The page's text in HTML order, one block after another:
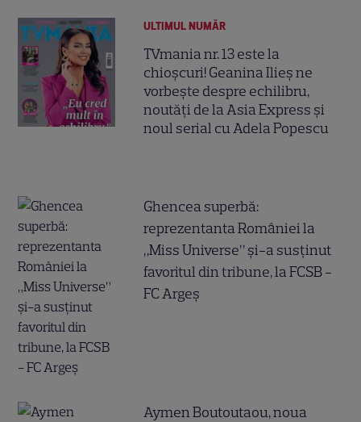
ULTIMUL NUMĂR
TVmania nr. 13 este la
chioșcuri! Geanina Ilieș ne
vorbește despre echilibru,
noutăți de la Asia Express și
noul serial cu Adela Popescu
Ghencea superbă:
reprezentanta României la
„Miss Universe” și-a susținut
favoritul din tribune, la FCSB -
FC Argeș
Aymen Boutoutaou, noua